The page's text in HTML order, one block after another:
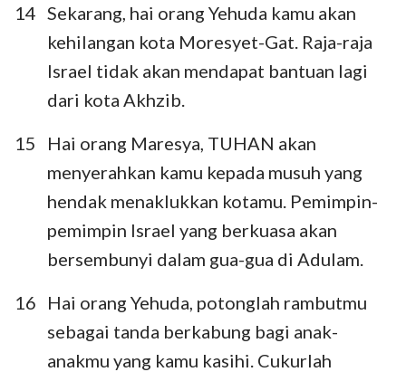
14 Sekarang, hai orang Yehuda kamu akan
kehilangan kota Moresyet-Gat. Raja-raja
Israel tidak akan mendapat bantuan lagi
dari kota Akhzib.
15
Hai orang Maresya, TUHAN akan
menyerahkan kamu kepada musuh yang
hendak menaklukkan kotamu. Pemimpin-
pemimpin Israel yang berkuasa akan
bersembunyi dalam gua-gua di Adulam.
16
Hai orang Yehuda, potonglah rambutmu
sebagai tanda berkabung bagi anak-
anakmu yang kamu kasihi. Cukurlah